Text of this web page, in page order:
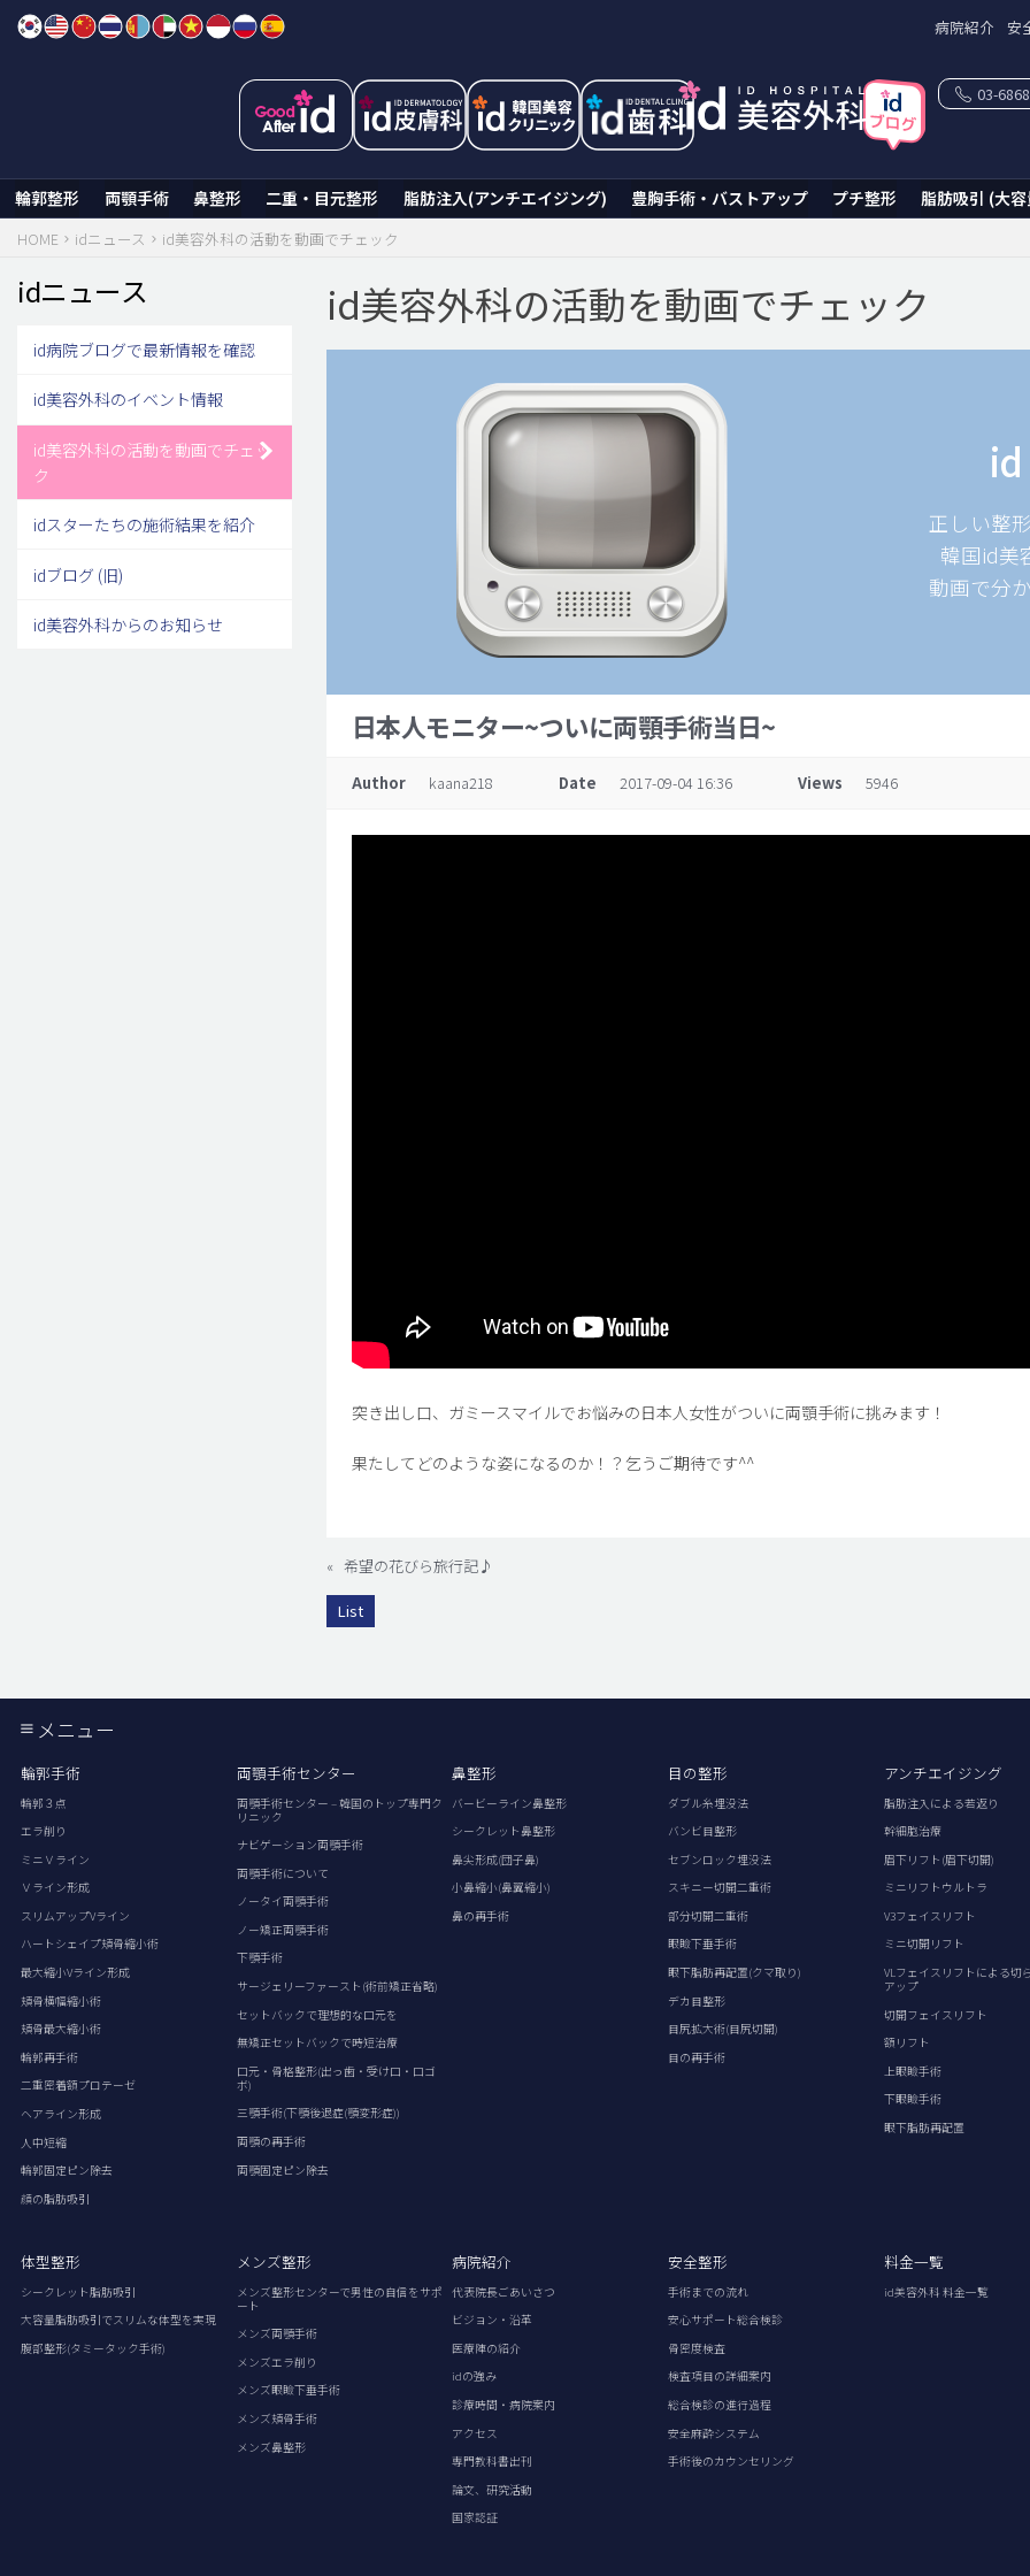
Skip
病院紹介 安
輪郭整形 両顎手術 鼻整形 二重・目元整形 脂肪注入(アンチエイジング) 豊胸手術・バストアップ プチ整形 脂肪吸引 (大
03-
HOME idニュース id美容外科の活動を動画でチェック
id美容外科の活動を動画でチェック
正しい整
韓国id美
動画で分
日本人モニター~ついに両顎手術当日~
Author kaana218 Date 2017-09-04 16:36 Views 5946
突き出し口、ガミースマイルでお悩みの日本人女性がついに両顎手術に挑みます！
果たしてどのような姿になるのか！？乞うご期待です^^
« 希望の花びら旅行記♪
List
idニュース
id病院ブログで最新情報を確認
id美容外科のイベント情報
id美容外科の活動を動画でチェッ
ク
idスターたちの施術結果を紹介
idブログ (旧)
id美容外科からのお知らせ
メニュー
輪郭手術
輪郭３点
エラ削り
ミニＶライン
Ｖライン形成
スリムアップVライン
ハートシェイプ頬骨縮小術
最大縮小Vライン形成
頬骨横幅縮小術
頬骨最大縮小術
輪郭再手術
二重密着額プロテーゼ
ヘアライン形成
人中短縮
輪郭固定ピン除去
顔の脂肪吸引
両顎手術センター
両顎手術センター – 韓国のトップ専門ク
リニック
ナビゲーション両顎手術
両顎手術について
ノータイ両顎手術
ノー矯正両顎手術
下顎手術
サージェリーファースト(術前矯正省略)
セットバックで理想的な口元を
無矯正セットバックで時短治療
口元・骨格整形(出っ歯・受け口・口ゴ
ボ)
三顎手術(下顎後退症(顎変形症))
両顎の再手術
両顎固定ピン除去
鼻整形
バービーライン鼻整形
シークレット鼻整形
鼻尖形成(団子鼻)
小鼻縮小(鼻翼縮小)
鼻の再手術
目の整形
ダブル糸埋没法
バンビ目整形
セブンロック埋没法
スキニー切開二重術
部分切開二重術
眼瞼下垂手術
眼下脂肪再配置(クマ取り)
デカ目整形
目尻拡大術(目尻切開)
目の再手術
アンチエイジング
脂肪注入による若返り
幹細胞治療
眉下リフト(眉下切開)
ミニリフトウルトラ
V3フェイスリフト
ミニ切開リフト
VLフェイスリフトによる切
アップ
切開フェイスリフト
額リフト
上眼瞼手術
下眼瞼手術
眼下脂肪再配置
体型整形
シークレット脂肪吸引
大容量脂肪吸引でスリムな体型を実現
腹部整形(タミータック手術)
メンズ整形
メンズ整形センターで男性の自信をサポ
ート
メンズ両顎手術
メンズエラ削り
メンズ眼瞼下垂手術
メンズ頬骨手術
メンズ鼻整形
病院紹介
代表院長ごあいさつ
ビジョン・沿革
医療陣の紹介
idの強み
診療時間・病院案内
アクセス
専門教科書出刊
論文、研究活動
国家認証
安全整形
手術までの流れ
安心サポート総合検診
骨密度検査
検査項目の詳細案内
総合検診の進行過程
安全麻酔システム
手術後のカウンセリング
料金一覧
id美容外科 料金一覧